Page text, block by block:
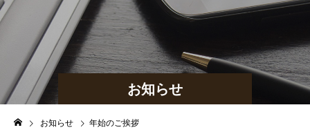
お知らせ
お知らせ 年始のご挨拶